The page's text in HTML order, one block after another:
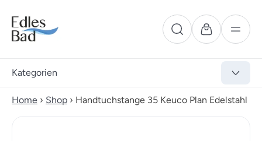
Kategorien
Home › Shop › Handtuchstange 35 Keuco Plan Edelstahl